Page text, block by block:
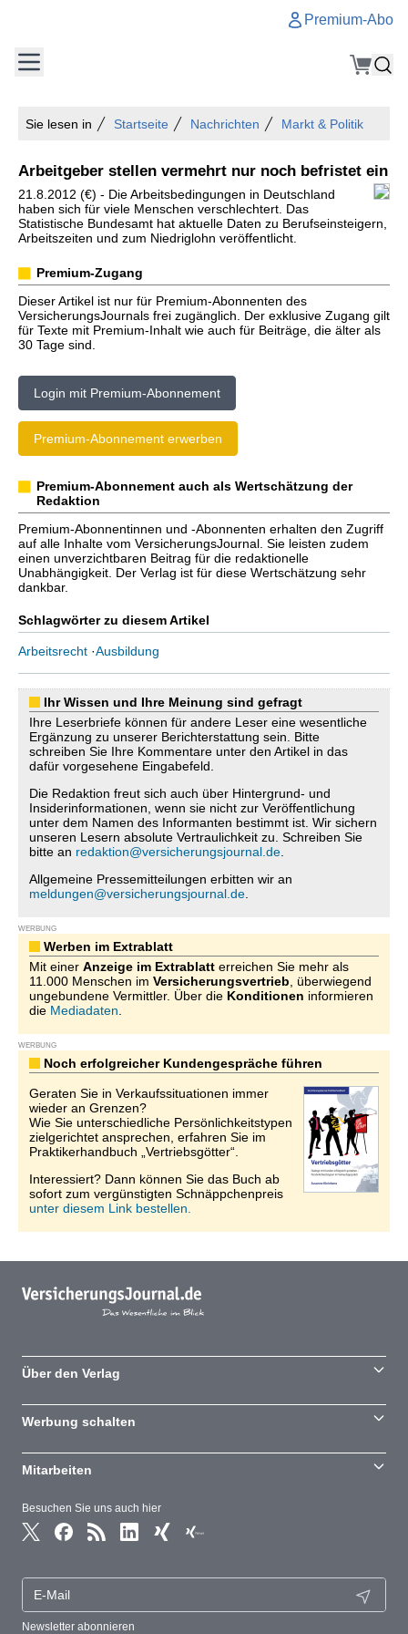
Premium-Abo
Sie lesen in Startseite Nachrichten Markt & Politik
Arbeitgeber stellen vermehrt nur noch befristet ein
21.8.2012 (€) - Die Arbeitsbedingungen in Deutschland
haben sich für viele Menschen verschlechtert. Das
Statistische Bundesamt hat aktuelle Daten zu Berufseinsteigern,
Arbeitszeiten und zum Niedriglohn veröffentlicht.
Premium-Zugang
Dieser Artikel ist nur für Premium-Abonnenten des
VersicherungsJournals frei zugänglich. Der exklusive Zugang gilt
für Texte mit Premium-Inhalt wie auch für Beiträge, die älter als
30 Tage sind.
Login mit Premium-Abonnement
Premium-Abonnement erwerben
Premium-Abonnement auch als Wertschätzung der
Redaktion
Premium-Abonnentinnen und -Abonnenten erhalten den Zugriff
auf alle Inhalte vom VersicherungsJournal. Sie leisten zudem
einen unverzichtbaren Beitrag für die redaktionelle
Unabhängigkeit. Der Verlag ist für diese Wertschätzung sehr
dankbar.
Schlagwörter zu diesem Artikel
Arbeitsrecht ·Ausbildung
Ihr Wissen und Ihre Meinung sind gefragt
Ihre Leserbriefe können für andere Leser eine wesentliche
Ergänzung zu unserer Berichterstattung sein. Bitte
schreiben Sie Ihre Kommentare unter den Artikel in das
dafür vorgesehene Eingabefeld.
Die Redaktion freut sich auch über Hintergrund- und
Insiderinformationen, wenn sie nicht zur Veröffentlichung
unter dem Namen des Informanten bestimmt ist. Wir sichern
unseren Lesern absolute Vertraulichkeit zu. Schreiben Sie
bitte an redaktion@versicherungsjournal.de
Allgemeine Pressemitteilungen erbitten wir an
meldungen@versicherungsjournal.de
WERBUNG
Werben im Extrablatt
Mit einer Anzeige im Extrablatt erreichen Sie mehr als
11.000 Menschen im Versicherungsvertrieb , überwiegend
ungebundene Vermittler. Über die Konditionen informieren
die Mediadaten
WERBUNG
Noch erfolgreicher Kundengespräche führen
Geraten Sie in Verkaufssituationen immer
wieder an Grenzen?
Wie Sie unterschiedliche Persönlichkeitstypen
zielgerichtet ansprechen, erfahren Sie im
Praktikerhandbuch „Vertriebsgötter“.
Interessiert? Dann können Sie das Buch ab
sofort zum vergünstigten Schnäppchenpreis
unter diesem Link bestellen.
Besuchen Sie uns auch hier
Newsletter abonnieren
Über den Verlag
Werbung schalten
Mitarbeiten